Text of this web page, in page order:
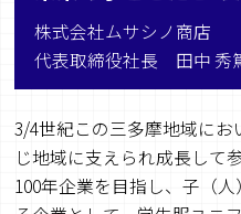
株式会社ムサシノ商店
代表取締役社長 田中 秀
3/4世紀この三多摩地域に
じ地域に支えられ成長して
100年企業を目指し、子（